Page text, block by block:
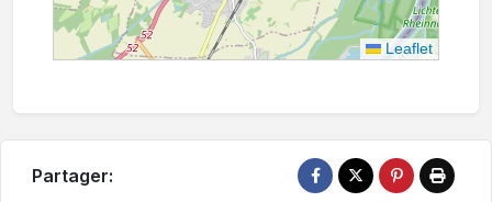
Leaflet
Partager: